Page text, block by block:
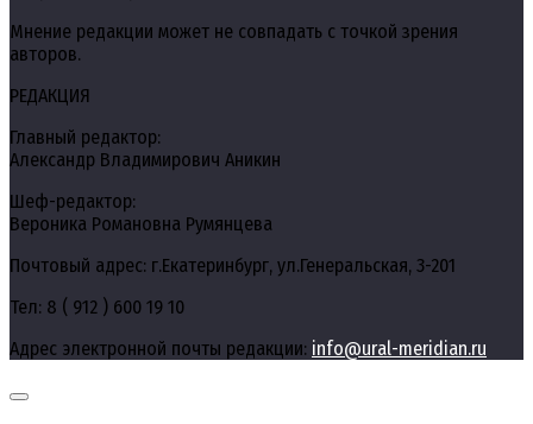
Мнение редакции может не совпадать с точкой зрения
авторов.
РЕДАКЦИЯ
Главный редактор:
Александр Владимирович Аникин
Шеф-редактор:
Вероника Романовна Румянцева
Почтовый адрес: г.Екатеринбург, ул.Генеральская, 3-201
Тел: 8 ( 912 ) 600 19 10
Адрес электронной почты редакции: info@ural-meridian.ru